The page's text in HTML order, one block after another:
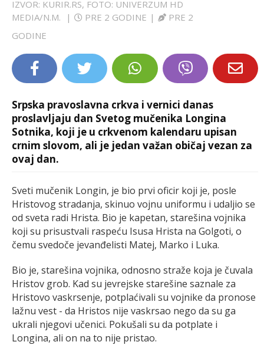
IZVOR: KURIR.RS, FOTO: UNIVERZUM HD
MEDIA/N.M.
| PRE 2 GODINE |
PRE 2
GODINE
Srpska pravoslavna crkva i vernici danas
proslavljaju dan Svetog mučenika Longina
Sotnika, koji je u crkvenom kalendaru upisan
crnim slovom, ali je jedan važan običaj vezan za
ovaj dan.
Sveti mučenik Longin, je bio prvi oficir koji je, posle
Hristovog stradanja, skinuo vojnu uniformu i udaljio se
od sveta radi Hrista. Bio je kapetan, starešina vojnika
koji su prisustvali raspeću Isusa Hrista na Golgoti, o
čemu svedoče jevanđelisti Matej, Marko i Luka.
Bio je, starešina vojnika, odnosno straže koja je čuvala
Hristov grob. Kad su jevrejske starešine saznale za
Hristovo vaskrsenje, potplaćivali su vojnike da pronose
lažnu vest - da Hristos nije vaskrsao nego da su ga
ukrali njegovi učenici. Pokušali su da potplate i
Longina, ali on na to nije pristao.